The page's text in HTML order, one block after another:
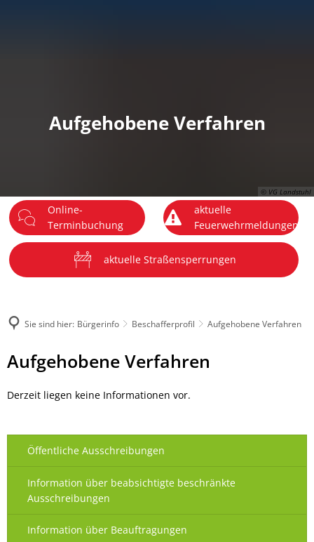
© VG Landstuhl
Aufgehobene Verfahren
Online-
Terminbuchung
aktuelle
Feuerwehrmeldungen
aktuelle Straßensperrungen
Sie sind hier: Bürgerinfo Beschafferprofil Aufgehobene Verfahren
Aufgehobene
Verfahren
Aufgehobene Verfahren
Derzeit liegen keine Informationen vor.
Öffentliche Ausschreibungen
Information über beabsichtigte beschränkte
Ausschreibungen
Information über Beauftragungen